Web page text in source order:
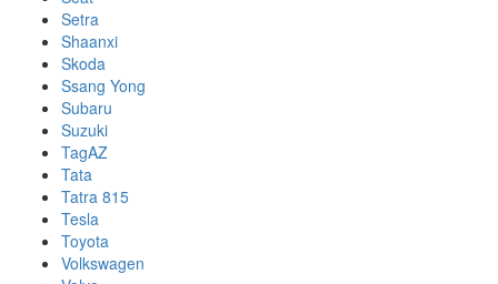
Setra
Shaanxi
Skoda
Ssang Yong
Subaru
Suzuki
TagAZ
Tata
Tatra 815
Tesla
Toyota
Volkswagen